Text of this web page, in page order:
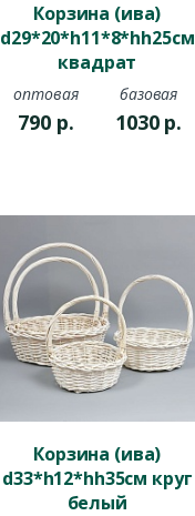
Корзина (ива)
d29*20*h11*8*hh25см
квадрат
натуральный
оптовая
790 р.
базовая
1030 р.
Корзина (ива)
d33*h12*hh35см круг
белый